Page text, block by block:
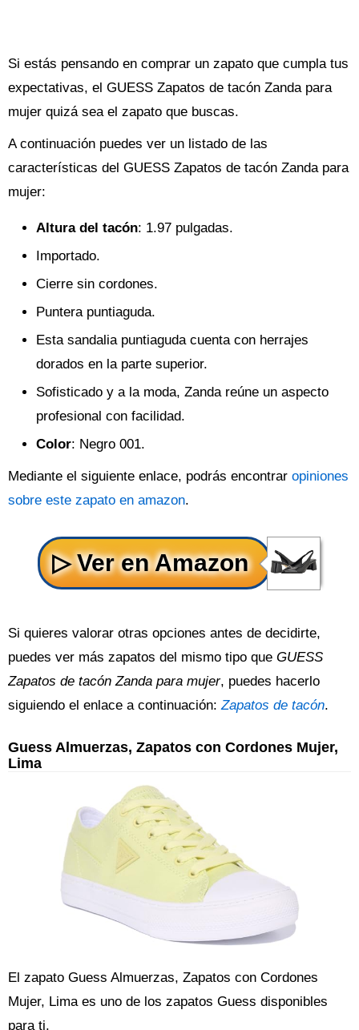
Si estás pensando en comprar un zapato que cumpla tus
expectativas, el GUESS Zapatos de tacón Zanda para
mujer quizá sea el zapato que buscas.
A continuación puedes ver un listado de las
características del GUESS Zapatos de tacón Zanda para
mujer:
Altura del tacón: 1.97 pulgadas.
Importado.
Cierre sin cordones.
Puntera puntiaguda.
Esta sandalia puntiaguda cuenta con herrajes
dorados en la parte superior.
Sofisticado y a la moda, Zanda reúne un aspecto
profesional con facilidad.
Color: Negro 001.
Mediante el siguiente enlace, podrás encontrar opiniones
sobre este zapato en amazon.
Si quieres valorar otras opciones antes de decidirte,
puedes ver más zapatos del mismo tipo que GUESS
Zapatos de tacón Zanda para mujer, puedes hacerlo
siguiendo el enlace a continuación:Zapatos de tacón.
Guess Almuerzas, Zapatos con Cordones Mujer,
Lima
El zapato Guess Almuerzas, Zapatos con Cordones
Mujer, Lima es uno de los zapatos Guess disponibles
para ti.